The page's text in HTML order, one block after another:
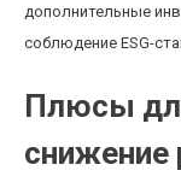
дополнительные
соблюдение ESG-
Плюсы
снижение